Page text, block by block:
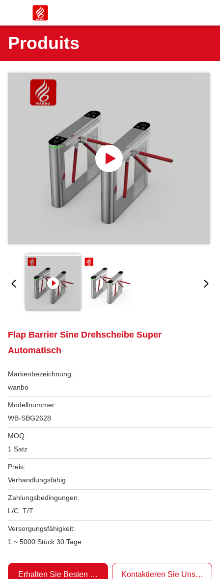
Produits
Flap Barrier Sine Drehscheibe Super
Automatisch
Markenbezeichnung:
wanbo
Modellnummer:
WB-SBG2628
MOQ:
1 Satz
Preis:
Verhandlungsfähig
Zahlungsbedingungen:
L/C, T/T
Versorgungsfähigkeit:
1 ~ 5000 Stück 30 Tage
Erhalten Sie Besten Preis Kontaktieren Sie Uns Jetzt